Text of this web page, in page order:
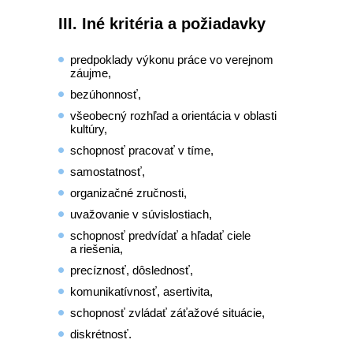
III. Iné kritéria a požiadavky
predpoklady výkonu práce vo verejnom
záujme,
bezúhonnosť,
všeobecný rozhľad a orientácia v oblasti
kultúry,
schopnosť pracovať v tíme,
samostatnosť,
organizačné zručnosti,
uvažovanie v súvislostiach,
schopnosť predvídať a hľadať ciele
a riešenia,
precíznosť, dôslednosť,
komunikatívnosť, asertivita,
schopnosť zvládať záťažové situácie,
diskrétnosť.